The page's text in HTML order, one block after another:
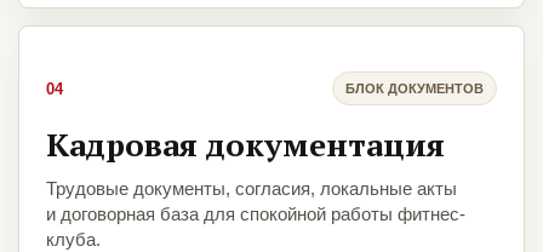
04 БЛОК ДОКУМЕНТОВ
Кадровая документация
Трудовые документы, согласия, локальные акты
и договорная база для спокойной работы фитнес-
клуба.